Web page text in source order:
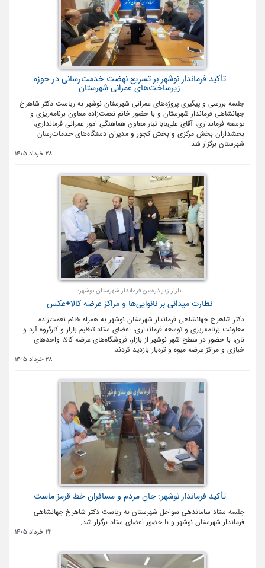
تأکید فرماندار نوشهر بر تسریع نهضت خدمت‌رسانی در حوزه
زیرساخت‌های عمرانی شهرستان
جلسه بررسی و پیگیری پروژه‌های عمرانی شهرستان نوشهر به ریاست دکتر شاهرخ
جهانشاهی فرماندار شهرستان و با حضور خانم نعمت‌زاده معاون برنامه‌ریزی و
توسعه فرمانداری، آقای علی‌بابا تبار معاون هماهنگی امور عمرانی فرمانداری،
بخشداران بخش مرکزی و بخش کجور و مدیران دستگاه‌های خدمات‌رسان
شهرستان برگزار شد.
28 خرداد 1405
بازار زیر ذره‌بین فرماندار شهرستان نوشهر؛
نظارت میدانی بر نانوایی‌ها و مراکز عرضه کالا+عکس
دکتر شاهرخ جهانشاهی فرماندار شهرستان نوشهر به همراه خانم نعمت‌زاده
معاونت برنامه‌ریزی و توسعه فرمانداری، اعضای ستاد تنظیم بازار و کارگروه آرد و
نان، با حضور در سطح شهر نوشهر از بازار، فروشگاه‌های عرضه کالا، واحدهای
خبازی و مراکز عرضه میوه و تره‌بار بازدید کردند.
28 خرداد 1405
تأکید فرماندار نوشهر: جان مردم و مسافران خط قرمز ماست
جلسه ستاد ساماندهی سواحل شهرستان به ریاست دکتر شاهرخ جهانشاهی
فرماندار شهرستان نوشهر و با حضور اعضای ستاد برگزار شد.
22 خرداد 1405